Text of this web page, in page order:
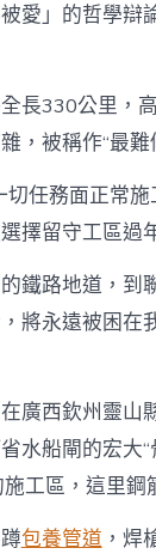
愛」的哲學辯
長330公里，
，被稱作“最難
切任務面正常
擇留守工區過
鐵路地道，到
將永遠被困在
廣西欽州靈山
水船閘的宏大
工區，這里鋼
包養管道 ，焊